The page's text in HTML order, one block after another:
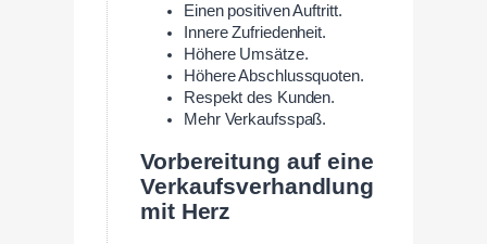
Einen positiven Auftritt.
Innere Zufriedenheit.
Höhere Umsätze.
Höhere Abschlussquoten.
Respekt des Kunden.
Mehr Verkaufsspaß.
Vorbereitung auf eine
Verkaufsverhandlung
mit Herz